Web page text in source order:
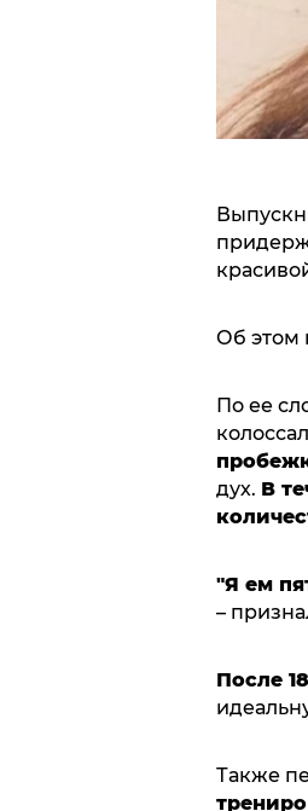
Об этом
По ее
дух. В
"Я ем
–
После
Также